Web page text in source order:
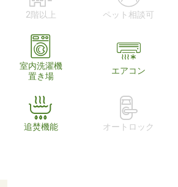
2階以上 ペット相談可
室内洗濯機
置き場
エアコン
追焚機能 オートロック